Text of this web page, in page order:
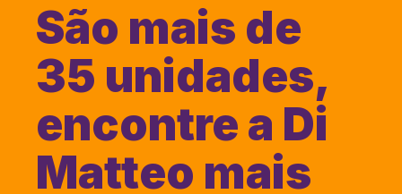
São mais de
35 unidades,
encontre a Di
Matteo mais